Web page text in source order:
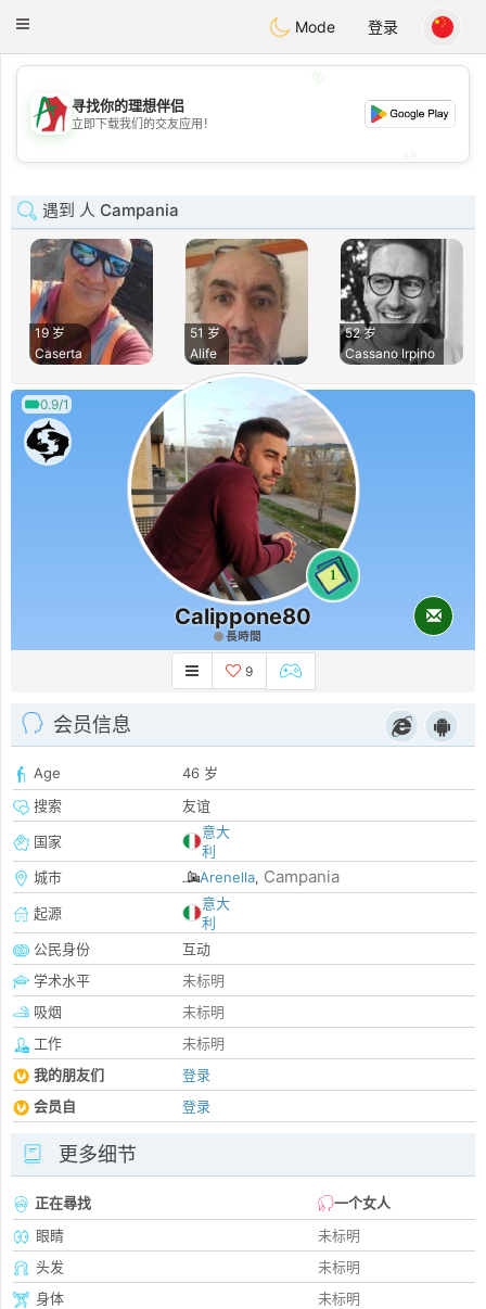
AmamiOra
Toggle
Mode 登录
💖
💕
寻找你的理想伴侣
立即下载我们的交友应用！
遇到 人 Campania
19 岁
Caserta
51 岁
Alife
52 岁
Cassano Irpino
0.9/1
1
Calippone80
長時間
9
会员信息
Age
46 岁
搜索
友谊
国家
意大
利
城市
Arenella, Campania
起源
意大
利
公民身份
互动
学术水平
未标明
吸烟
未标明
工作
未标明
我的朋友们
登录
会员自
登录
更多细节
正在尋找
一个女人
眼睛
未标明
头发
未标明
身体
未标明